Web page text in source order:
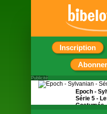
Inscription
Publicité
Epoch -
Série 5 -
Costumés